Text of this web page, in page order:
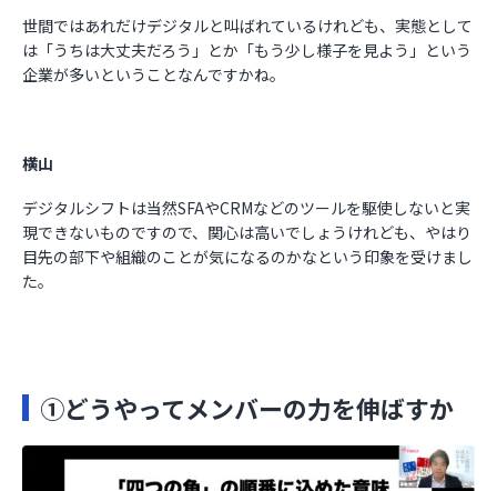
世間ではあれだけデジタルと叫ばれているけれども、実態として
は「うちは大丈夫だろう」とか「もう少し様子を見よう」という
企業が多いということなんですかね。
横山
デジタルシフトは当然SFAやCRMなどのツールを駆使しないと実
現できないものですので、関心は高いでしょうけれども、やはり
目先の部下や組織のことが気になるのかなという印象を受けまし
た。
①どうやってメンバーの力を伸ばすか